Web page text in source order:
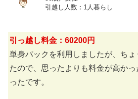
引越し人数：1人暮らし
引っ越し料金：60200円
単身パックを利用しましたが、ち
たので、思ったよりも料金が高か
ったです。